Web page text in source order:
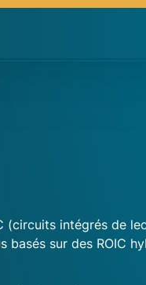
intégrés de
basés sur des ROIC